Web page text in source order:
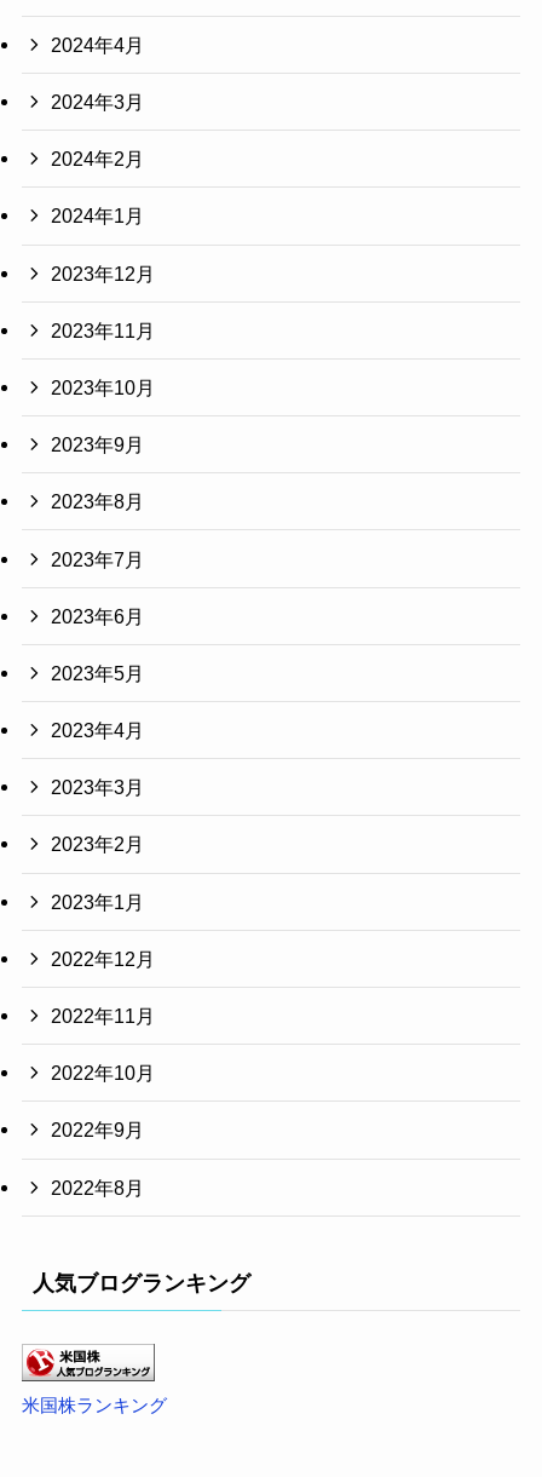
2024年4月
2024年3月
2024年2月
2024年1月
2023年12月
2023年11月
2023年10月
2023年9月
2023年8月
2023年7月
2023年6月
2023年5月
2023年4月
2023年3月
2023年2月
2023年1月
2022年12月
2022年11月
2022年10月
2022年9月
2022年8月
人気ブログランキング
米国株ランキング